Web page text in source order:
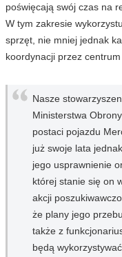
poświęcają swój czas na
W tym zakresie
sprzęt, nie mniej jednak
koordynacji przez
Nasze
Ministerstwa
postaci pojazdu
już swoje lata
jego usprawnienie
której stanie się on
akcji
że plany jego
także z
będą